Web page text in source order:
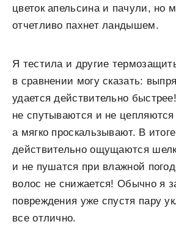
цветок апельсина и пачули, но
отчетливо пахнет ландышем.
Я тестила и другие
в сравнении могу сказать:
удается действительно
не спутываются и не
а мягко проскальзывают. В
действительно ощущаются
и не пушатся при влажной
волос не снижается! Обычно я
повреждения уже спустя пару
все отлично.